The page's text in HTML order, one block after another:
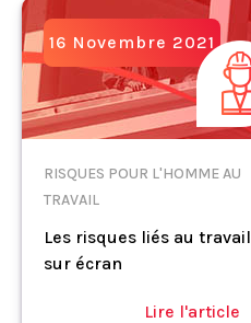
16 Novembre 2021
RISQUES POUR L'HOMME AU
TRAVAIL
Les risques liés au travail
sur écran
Lire l'article